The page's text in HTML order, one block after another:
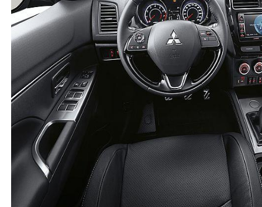
kullanıyoruz arabayı. zorlamadığımız yer kalmadı.
gerçekten sağlam bir araç. yeri geldi 3 sene yağ
bakımı yaptıramadık 20-25 bin km aynı yağ ile gitti
ama hala motor saat gibi. triger bile değişmedi zaten
zincirli gerek kalmadı. kesinlikte tavsiye ederim
( 11) Cevap yaz
Misafir Kullanıcı
Benzinli mi
(0 0)
Misafir Kullanıcı
Benzinlimo dizelmi
(0) (
Misafir Kullanıcı
Üç sene yağ bakkmsız araç nasıl gder anlamadım
(0) 0
Mitsubishi - ASX Misafir Kullanıcı
20 Nisan 2024